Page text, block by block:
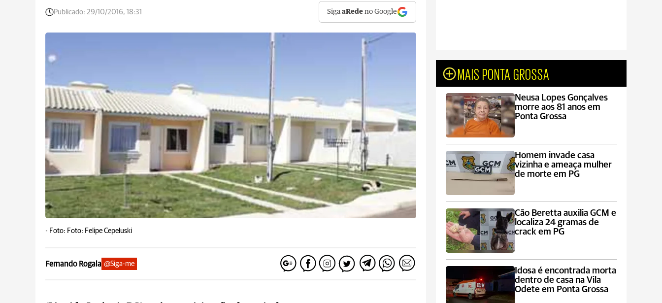
Publicado: 29/10/2016, 18:31 SigaaRede no Google
- Foto: Foto: Felipe Cepeluski
Fernando Rogala @Siga-me
MAIS PONTA GROSSA
Neusa Lopes Gonçalves
morre aos 81 anos em
Ponta Grossa
Homem invade casa
vizinha e ameaça mulher
de morte em PG
Cão Beretta auxilia GCM e
localiza 24 gramas de
crack em PG
Idosa é encontrada morta
dentro de casa na Vila
Odete em Ponta Grossa